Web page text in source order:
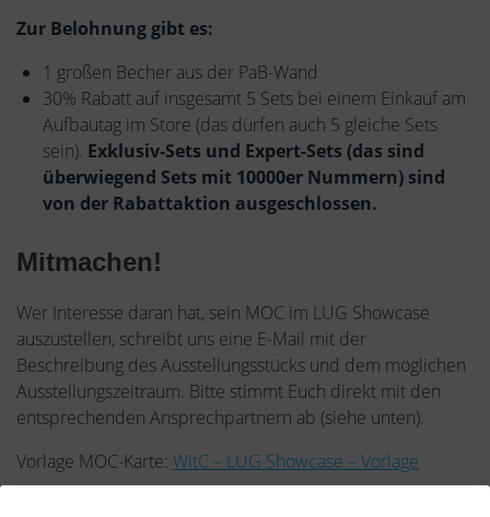
Zur Belohnung gibt es:
1 großen Becher aus der PaB-Wand
30% Rabatt auf insgesamt 5 Sets bei einem Einkauf am
Aufbautag im Store (das dürfen auch 5 gleiche Sets
sein). Exklusiv-Sets und Expert-Sets (das sind
überwiegend Sets mit 10000er Nummern) sind
von der Rabattaktion ausgeschlossen.
Mitmachen!
Wer Interesse daran hat, sein MOC im LUG Showcase
auszustellen, schreibt uns eine E-Mail mit der
Beschreibung des Ausstellungsstücks und dem möglichen
Ausstellungszeitraum. Bitte stimmt Euch direkt mit den
entsprechenden Ansprechpartnern ab (siehe unten).
Vorlage MOC-Karte: WitC – LUG Showcase – Vorlage